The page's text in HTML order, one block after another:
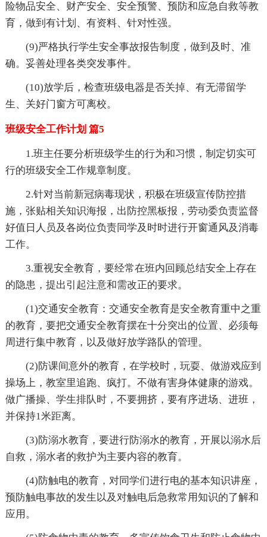
险物品安全、财产安全、安全预警、预防和应急自救等教
育，做到有计划、有资料、针对性强。
(9)严格执行学生安全事故报告制度，做到及时、准
确。妥善处理各类突发事件。
(10)放学后，检查班级电器是否关掉、有无滞留学
生、关好门窗方可离校。
班级安全工作计划 篇5
1.班主任要分析班级学生的行为和习惯，制定切实可
行的班级安全工作规章制度。
2.针对当前新冠病毒现状，积极在班级宣传防控措
施，张贴相关知识海报，出防控黑板报，劳动委负责监督
好值日人员及各岗位负责同学及时时进行开窗通风及消毒
工作。
3.重视安全教育，要经常在班内回顾总结安全上存在
的隐患，提出引起注意和需改正的要求。
(1)交通安全教育：交通安全教育是安全教育重中之重
的教育，要把交通安全教育摆在十分突出的位置、必须每
周进行集中教育，以及做好放学路队的管理。
(2)防课间意外的教育，在学校时，玩耍、做游戏应到
操场上，教室里追跑、疯打。不做有害身体健康的游戏。
做广播操、学生排队时，不要拥挤，要有序进场、进班，
并保持1米距离。
(3)防溺水教育，要进行防溺水的教育，开展以溺水后
自救，溺水者的救护为主要内容的教育。
(4)防触电的教育，对同学们进行电的基本知识讲座，
预防触电事故的发生以及对触电后急救常用知识的了解和
应用。